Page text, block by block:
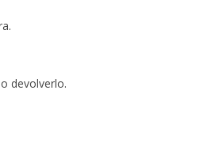
devolverlo.